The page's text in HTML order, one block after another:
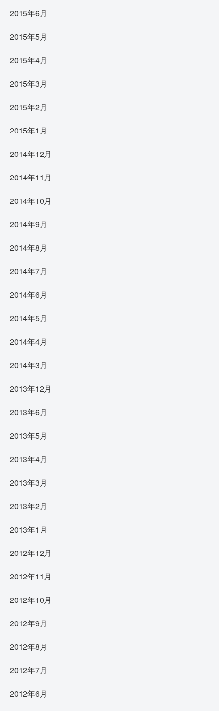
2015年6月
2015年5月
2015年4月
2015年3月
2015年2月
2015年1月
2014年12月
2014年11月
2014年10月
2014年9月
2014年8月
2014年7月
2014年6月
2014年5月
2014年4月
2014年3月
2013年12月
2013年6月
2013年5月
2013年4月
2013年3月
2013年2月
2013年1月
2012年12月
2012年11月
2012年10月
2012年9月
2012年8月
2012年7月
2012年6月